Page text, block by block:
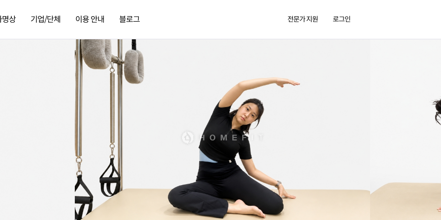
명상 기업/단체 이용 안내 블로그 전문가 지원 로그인